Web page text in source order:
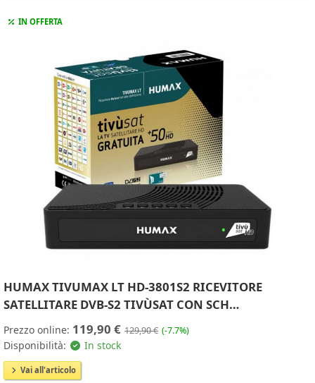
IN OFFERTA
HUMAX TIVUMAX LT HD-3801S2 RICEVITORE
SATELLITARE DVB-S2 TIVÙSAT CON SCH…
Prezzo online: 119,90 € 129,90 € (-7.7%)
Disponibilità: In stock
Vai all'articolo